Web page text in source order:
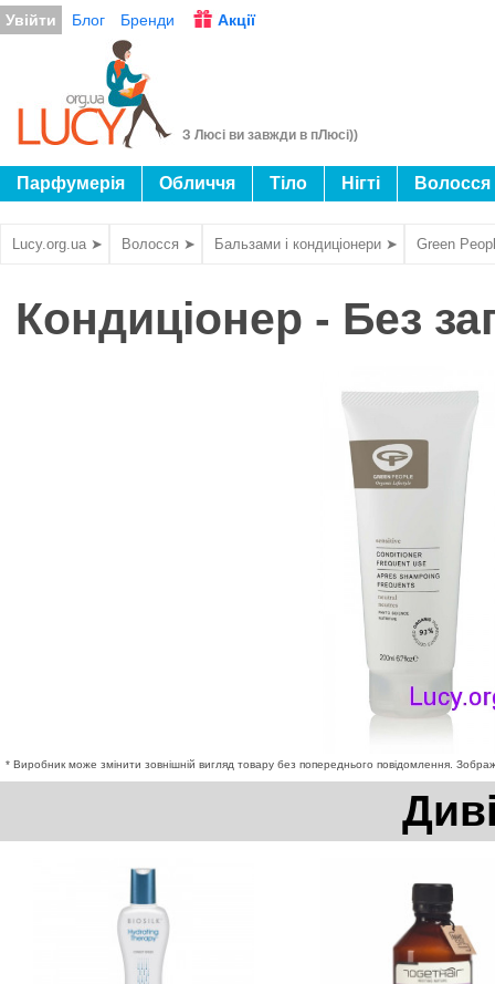
Увійти Блог Бренди Акції
З Люсі ви завжди в пЛюсі))
Парфумерія Обличчя Тіло Нігті Волосся
Lucy.org.ua ➤ Волосся ➤ Бальзами і кондиціонери ➤ Green
Кондиціонер - Без
* Виробник може змінити зовнішній вигляд товару без попереднього повідомлення.